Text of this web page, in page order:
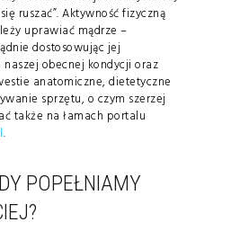
ruszać”. Aktywność fizyczną
uprawiać mądrze –
dostosowując jej
naszej obecnej kondycji oraz
anatomiczne, dietetyczne
sprzętu, o czym szerzej
także na łamach portalu
.
POPEŁNIAMY